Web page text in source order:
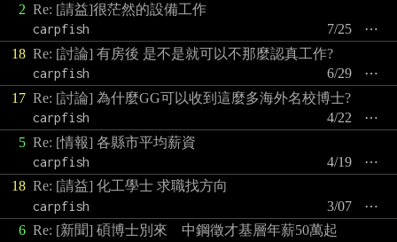
2 Re: [請益]很茫然的設備工作
carpfish
⋯
7/25
18 Re: [討論] 有房後 是不是就可以不那麼認真工作?
carpfish
⋯
6/29
17 Re: [討論] 為什麼GG可以收到這麼多海外名校博士?
carpfish
⋯
4/22
5 Re: [情報] 各縣市平均薪資
carpfish
⋯
4/19
18 Re: [請益] 化工學士 求職找方向
carpfish
⋯
3/07
6 Re: [新聞] 碩博士別來 中鋼徵才基層年薪50萬起